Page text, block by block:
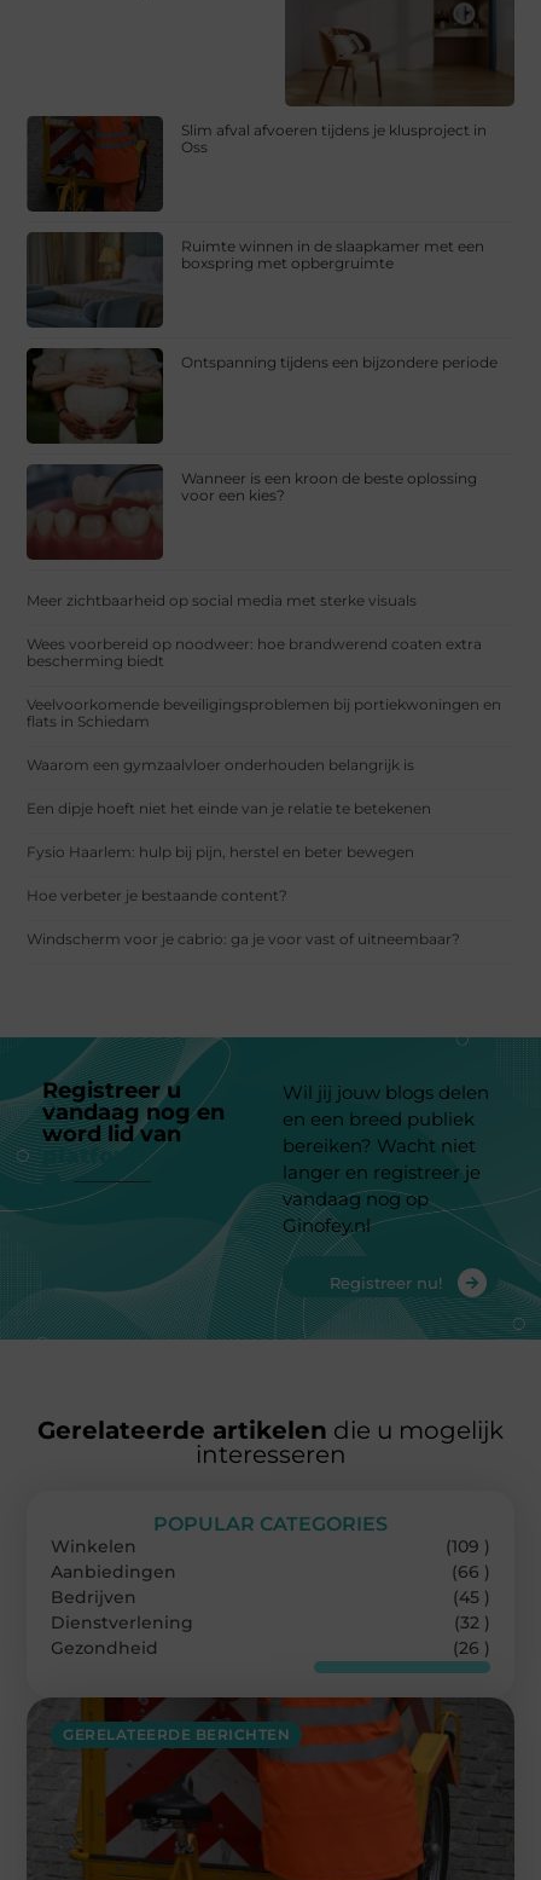
Slim afval afvoeren tijdens je klusproject in
Oss
Ruimte winnen in de slaapkamer met een
boxspring met opbergruimte
Ontspanning tijdens een bijzondere periode
Wanneer is een kroon de beste oplossing
voor een kies?
Meer zichtbaarheid op social media met sterke visuals
Wees voorbereid op noodweer: hoe brandwerend coaten extra
bescherming biedt
Veelvoorkomende beveiligingsproblemen bij portiekwoningen en
flats in Schiedam
Waarom een gymzaalvloer onderhouden belangrijk is
Een dipje hoeft niet het einde van je relatie te betekenen
Fysio Haarlem: hulp bij pijn, herstel en beter bewegen
Hoe verbeter je bestaande content?
Windscherm voor je cabrio: ga je voor vast of uitneembaar?
Registreer u
vandaag nog en
word lid van
platform
Wil jij jouw blogs delen
en een breed publiek
bereiken? Wacht niet
langer en registreer je
vandaag nog op
Ginofey.nl
Registreer nu!
Gerelateerde artikelen die u mogelijk
interesseren
GERELATEERDE BERICHTEN
POPULAR CATEGORIES
Winkelen
(109 )
Aanbiedingen
(66 )
Bedrijven
(45 )
Dienstverlening
(32 )
Gezondheid
(26 )